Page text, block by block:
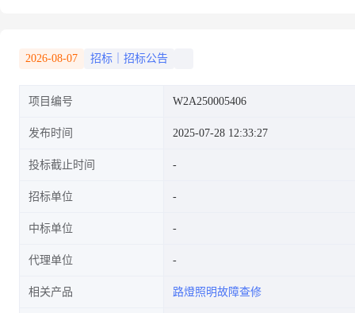
2026-08-07 招标｜招标公告
项目编号 W2A250005406
发布时间 2025-07-28 12:33:27
投标截止时间
招标单位
中标单位
代理单位
相关产品 路燈照明故障查修